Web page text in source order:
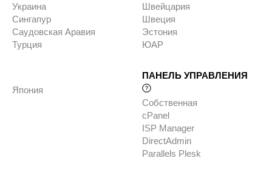
Украина
Сингапур
Саудовская Аравия
Турция
Швейцария
Швеция
Эстония
ЮАР
Япония
ПАНЕЛЬ УПРАВЛЕНИЯ
Собственная
cPanel
ISP Manager
DirectAdmin
Parallels Plesk